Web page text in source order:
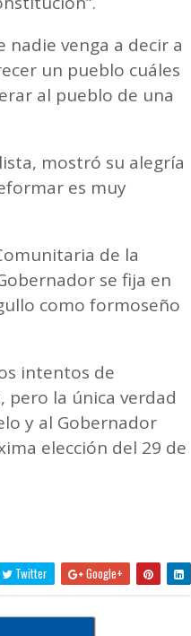
venga a decir a
un pueblo cuáles
al pueblo de una
mostró su alegría
es muy
de la
se fija en
como formoseño
intentos de
la única verdad
y al Gobernador
elección del 29 de
Twitter Google+